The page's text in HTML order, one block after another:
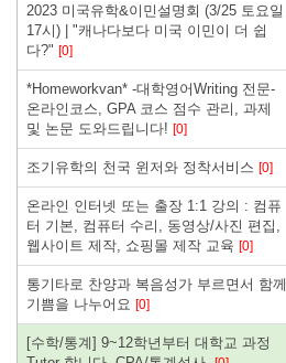
2023 미국유학&이민설명회 (3/25 토요일
17시) | "캐나다보다 미국 이민이 더 쉽
다?" [0]
*Homeworkvan* -대학영어Writing 전문-
온라인코스, GPA 코스 점수 관리, 과제
및 논문 도와드립니다! [0]
조기유학의 천국 윈저와 정착서비스 [0]
온라인 인터넷 또는 출장 1:1 강의 : 컴퓨
터 기본, 컴퓨터 수리, 동영상/사진 편집,
웹사이트 제작, 쇼핑몰 제작 교육 [0]
통기타로 찬양과 복음성가 부르면서 함께
기쁨을 나누어요 [0]
[수학/통계] 9~12학년부터 대학교 과정